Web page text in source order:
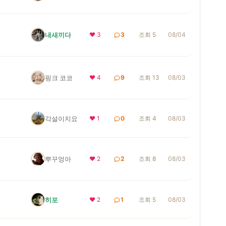
내새끼다 ❤ 3 3 조회 5 08/04
핑크 코코 ❤ 4 9 조회 13 08/03
각설이지요 ❤ 1 0 조회 4 08/03
뿌꾸엉아 ❤ 2 2 조회 8 08/03
히포 ❤ 2 1 조회 5 08/03